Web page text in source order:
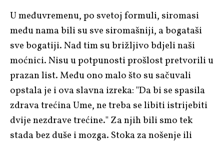
U međuvremenu, po svetoj formuli, siromasi
među nama bili su sve siromašniji, a bogataši
sve bogatiji. Nad tim su brižljivo bdjeli naši
moćnici. Nisu u potpunosti prošlost pretvorili u
prazan list. Među ono malo što su sačuvali
opstala je i ova slavna izreka: "Da bi se spasila
zdrava trećina Ume, ne treba se libiti istrijebiti
dvije nezdrave trećine." Za njih bili smo tek
stada bez duše i mozga. Stoka za nošenje ili